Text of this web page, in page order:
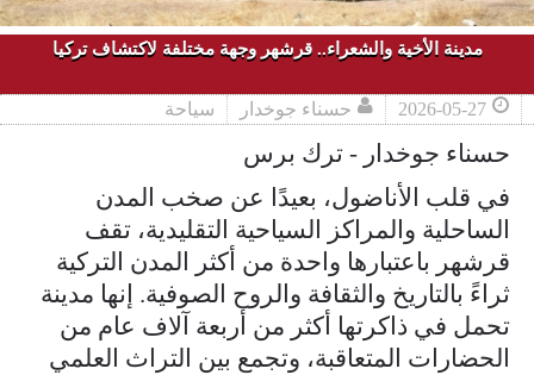
مدينة الأخية والشعراء.. قرشهر وجهة مختلفة لاكتشاف تركيا
2026-05-27 حسناء جوخدار سياحة
حسناء جوخدار - ترك برس
في قلب الأناضول، بعيدًا عن صخب المدن
الساحلية والمراكز السياحية التقليدية، تقف
قرشهر باعتبارها واحدة من أكثر المدن التركية
ثراءً بالتاريخ والثقافة والروح الصوفية. إنها مدينة
تحمل في ذاكرتها أكثر من أربعة آلاف عام من
الحضارات المتعاقبة، وتجمع بين التراث العلمي